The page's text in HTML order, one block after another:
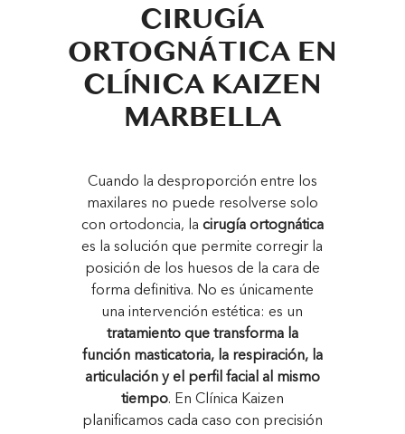
CIRUGÍA
ORTOGNÁTICA EN
CLÍNICA KAIZEN
MARBELLA
Cuando la desproporción entre los
maxilares no puede resolverse solo
con ortodoncia, la cirugía ortognática
es la solución que permite corregir la
posición de los huesos de la cara de
forma definitiva. No es únicamente
una intervención estética: es un
tratamiento que transforma la
función masticatoria, la respiración, la
articulación y el perfil facial al mismo
tiempo. En Clínica Kaizen
planificamos cada caso con precisión